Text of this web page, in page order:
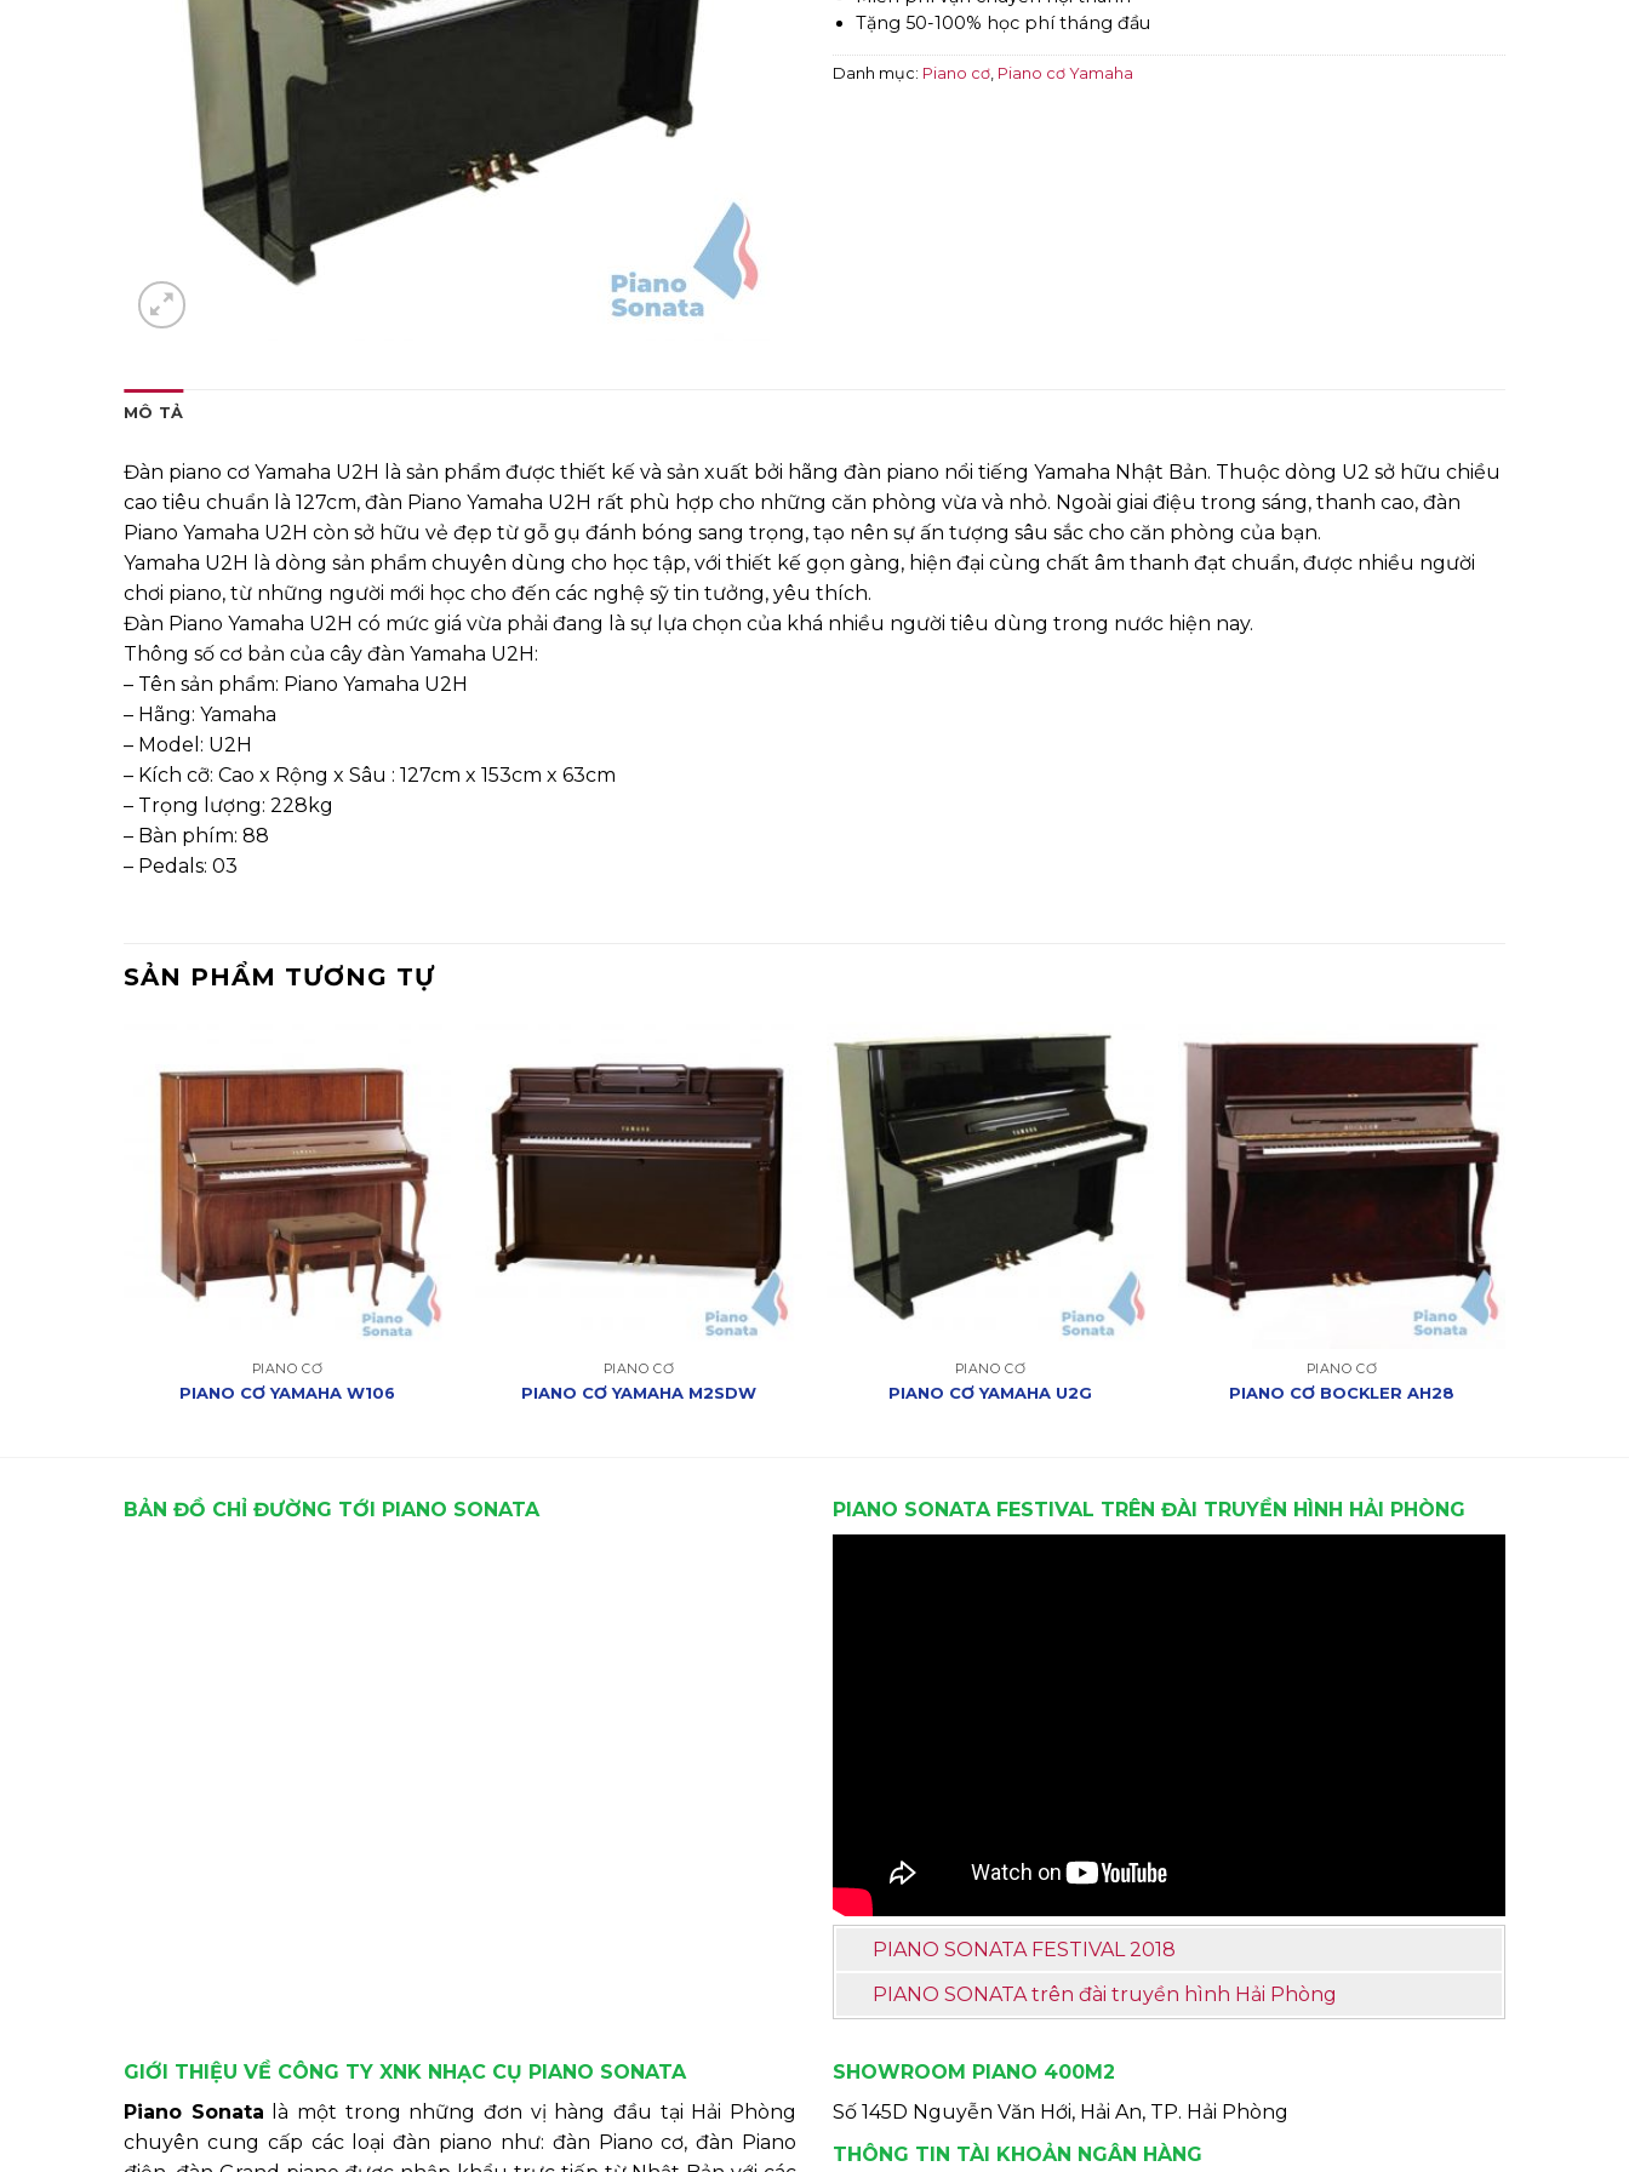
Tặng 50-100% học phí tháng đầu
Danh mục: Piano cơ Piano cơ Yamaha
MÔ TẢ
Đàn piano cơ Yamaha U2H là sản phẩm được thiết kế và sản xuất bởi hãng đàn piano nổi tiếng Yamaha Nhật Bản. Thuộc dòng U2 sở hữu chiều
cao tiêu chuẩn là 127cm, đàn Piano Yamaha U2H rất phù hợp cho những căn phòng vừa và nhỏ. Ngoài giai điệu trong sáng, thanh cao, đàn
Piano Yamaha U2H còn sở hữu vẻ đẹp từ gỗ gụ đánh bóng sang trọng, tạo nên sự ấn tượng sâu sắc cho căn phòng của bạn.
Yamaha U2H là dòng sản phẩm chuyên dùng cho học tập, với thiết kế gọn gàng, hiện đại cùng chất âm thanh đạt chuẩn, được nhiều người
chơi piano, từ những người mới học cho đến các nghệ sỹ tin tưởng, yêu thích.
Đàn Piano Yamaha U2H có mức giá vừa phải đang là sự lựa chọn của khá nhiều người tiêu dùng trong nước hiện nay.
Thông số cơ bản của cây đàn Yamaha U2H:
– Tên sản phẩm: Piano Yamaha U2H
– Hãng: Yamaha
– Model: U2H
– Kích cỡ: Cao x Rộng x Sâu : 127cm x 153cm x 63cm
– Trọng lượng: 228kg
– Bàn phím: 88
– Pedals: 03
SẢN PHẨM TƯƠNG TỰ
PIANO CƠ
PIANO CƠ YAMAHA W106
PIANO CƠ
PIANO CƠ YAMAHA M2SDW
PIANO CƠ
PIANO CƠ YAMAHA U2G
PIANO CƠ
PIANO CƠ BOCKLER AH28
BẢN ĐỒ CHỈ ĐƯỜNG TỚI PIANO SONATA PIANO SONATA FESTIVAL TRÊN ĐÀI TRUYỀN HÌNH HẢI PHÒNG
PIANO SONATA FESTIVAL 2018
PIANO SONATA trên đài truyền hình Hải Phòng
GIỚI THIỆU VỀ CÔNG TY XNK NHẠC CỤ PIANO SONATA
Piano Sonata là một trong những đơn vị hàng đầu tại Hải Phòng
chuyên cung cấp các loại đàn piano như: đàn Piano cơ, đàn Piano
SHOWROOM PIANO 400M2
Số 145D Nguyễn Văn Hới, Hải An, TP. Hải Phòng
THÔNG TIN TÀI KHOẢN NGÂN HÀNG